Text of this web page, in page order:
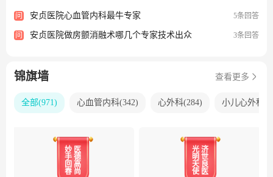
模、质量均位居世界领军地位。通州、朝阳两院区将实行一
体化发展模式，不断向着科研型、创新型医院转型，矢志打
问 安贞医院心血管内科最牛专家 5条回答
问 安贞医院做房颤消融术哪几个专家技术出众 3条回答
锦旗墙 查看更多
全部(971) 心血管内科(342) 心外科(284) 小儿心外科
妙
手
回
春
医
德
高
尚
光
明
天
使
济
世
良
医